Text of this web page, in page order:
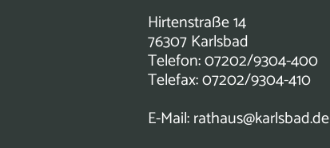
Hirtenstraße 14
76307 Karlsbad
Telefon: 07202/9304-400
Telefax: 07202/9304-410
E-Mail:rathaus@karlsbad.de